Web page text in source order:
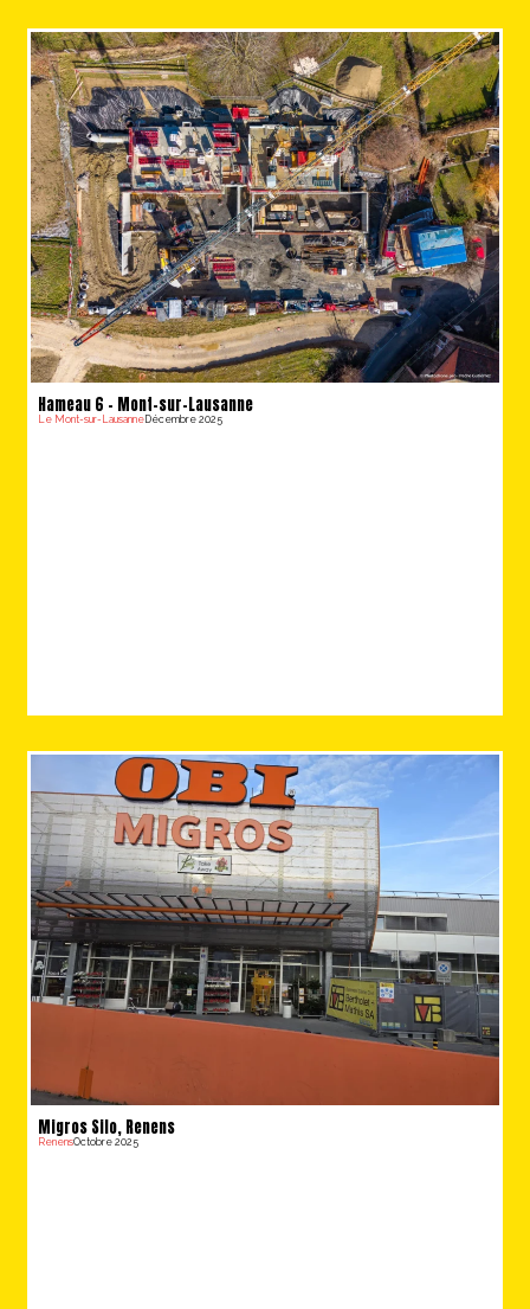
Hameau 6 – Mont-sur-Lausanne
Le Mont-sur-LausanneDécembre 2025
Migros Silo, Renens
RenensOctobre 2025